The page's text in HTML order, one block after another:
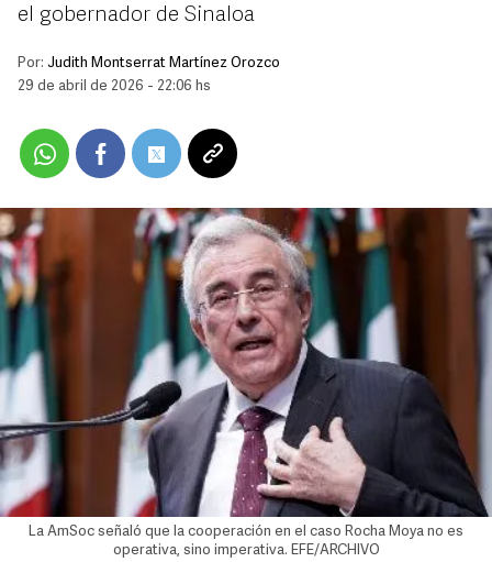
el gobernador de Sinaloa
Por: Judith Montserrat Martínez Orozco
29 de abril de 2026 - 22:06 hs
La AmSoc señaló que la cooperación en el caso Rocha Moya no es
operativa, sino imperativa. EFE/ARCHIVO